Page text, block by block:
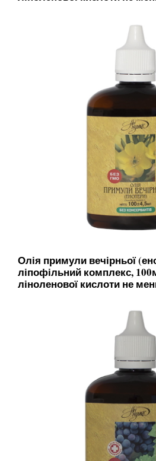
Олія примули вечірньої
ліпофільний комплекс,
ліноленової кислоти не